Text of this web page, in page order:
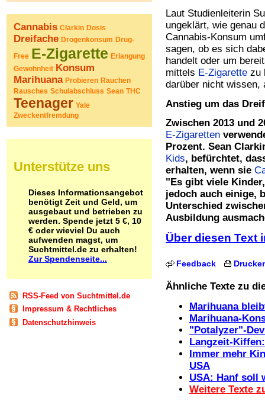
Laut Studienleiterin
ungeklärt, wie genau
Cannabis-Konsum
sagen, ob es sich
handelt oder um
mittels E-Zigarette zu
darüber nicht
Anstieg um das
Zwischen 2013 und
E-Zigaretten
Prozent. Sean
Kids, befürchtet,
erhalten, wenn sie
"Es gibt viele
jedoch auch einige,
Unterschied
Ausbildung
Über diesen Text
Feedback
Ähnliche Texte zu
Marihuana
Marihuana-
"Potalyzer"-
Langzeit-
Immer mehr
USA
USA: Hanf soll
Weitere Texte
Koffein
Kokain
Lachgas
LSD
Medikamente
Metamphetamin
Methadon
Muskatnuss
Opium
Poppers
Psychopharmaka
Schlafmittel
Schmerzmittel
Schnüffelstoffe
Spice
Sucht / Süchte
Alkoholsucht
Arbeitssucht
Computersucht
Ess-Brechsucht
Essstörungen
Cannabis Clarkin Dosis
Dreifache Drogenkonsum Drug-
Free E-Zigarette Erlangung
Gewohnheit Konsum
Marihuana Probieren Rauchen
Rausches Schulabschluss Sean THC
Teenager Yale
Zweckentfremdung
Unterstütze uns
Dieses Informationsangebot
benötigt Zeit und Geld, um
ausgebaut und betrieben zu
werden. Spende jetzt 5 €, 10
€ oder wieviel Du auch
aufwenden magst, um
Suchtmittel.de zu erhalten!
Zur Spendenseite...
RSS-Feed von Suchtmittel.de
Impressum & Rechtliches
Datenschutzhinweis